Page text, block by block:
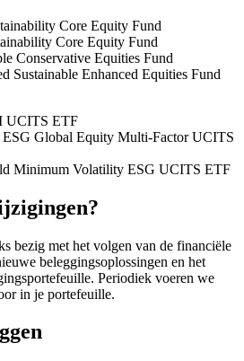
Core Equity Fund
Core Equity Fund
Conservative Equities Fund
Sustainable Enhanced Equities Fund
UCITS ETF
ESG Global Equity Multi-Factor UCITS
Minimum Volatility ESG UCITS ETF
bezig met het volgen van de financiële
beleggingsoplossingen en het
Periodiek voeren we
in je portefeuille.